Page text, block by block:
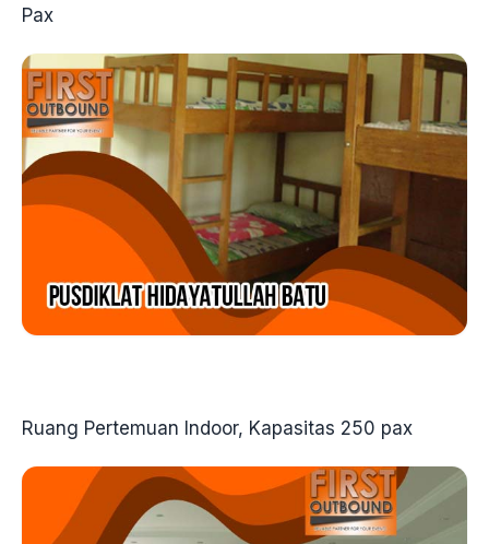
Pax
Ruang Pertemuan Indoor, Kapasitas 250 pax